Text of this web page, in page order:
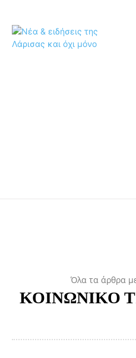
Όλα τα άρθρα
ΚΟΙΝΩΝΙΚΟ